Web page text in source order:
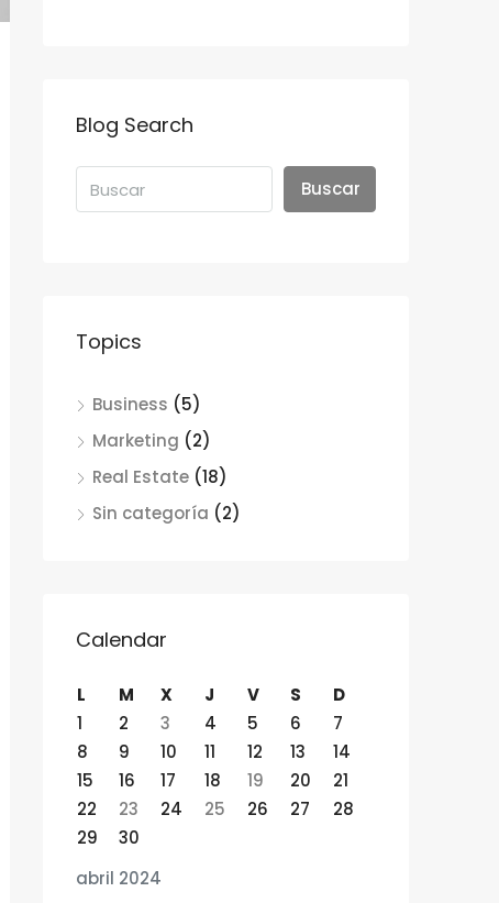
Blog Search
Buscar
Topics
Business (5)
Marketing (2)
Real Estate (18)
Sin categoría (2)
Calendar
abril 2024
L M X J V S
D
1
2 3 4 5 6
7
8
9 10 11 12 13
14
15
16 17 18 19 20
21
22
23 24 25 26 27
28
29
30